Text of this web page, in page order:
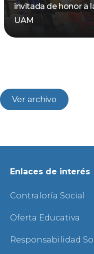
invitada de honor a
UAM
Ver archivo
Enlaces de interés
Contraloría Social
Oferta Educativa
Responsabilidad